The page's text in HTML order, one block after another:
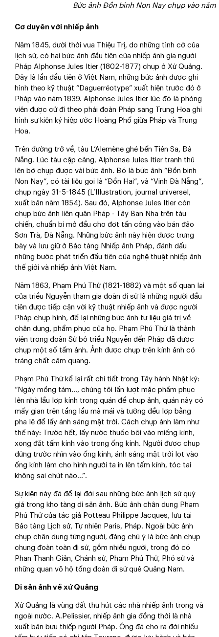
Bức ảnh Đồn binh Non Nay chụp vào năm
Cơ duyên với nhiếp ảnh
Năm 1845, dưới thời vua Thiệu Trị, do những tình cờ của
lịch sử, có hai bức ảnh đầu tiên của nhiếp ảnh gia người
Pháp Alphonse Jules Itier (1802-1877) chụp ở Xứ Quảng.
Đây là lần đầu tiên ở Việt Nam, những bức ảnh được ghi
hình theo kỹ thuật “Daguerréotype” xuất hiện trước đó ở
Pháp vào năm 1839. Alphonse Jules Itier lúc đó là phóng
viên được cử đi theo phái đoàn Pháp sang Trung Hoa ghi
hình sự kiện ký hiệp ước Hoàng Phố giữa Pháp và Trung
Hoa.
Trên đường trở về, tàu L’Alemène ghé bến Tiên Sa, Đà
Nẵng. Lúc tàu cập cảng, Alphonse Jules Itier tranh thủ
lên bờ chụp được vài bức ảnh. Đó là bức ảnh “Đồn binh
Non Nay”, có tài liệu gọi là “Đồn Hai”, và “Vịnh Đà Nẵng”,
chụp ngày 31-5-1845 (L’Illustration, journal universel,
xuất bản năm 1854). Sau đó, Alphonse Jules Itier còn
chụp bức ảnh liên quân Pháp - Tây Ban Nha trên tàu
chiến, chuẩn bị mở đầu cho đợt tấn công vào bán đảo
Sơn Trà, Đà Nẵng. Những bức ảnh này hiện được trưng
bày và lưu giữ ở Bảo tàng Nhiếp ảnh Pháp, đánh dấu
những bước phát triển đầu tiên của nghệ thuật nhiếp ảnh
thế giới và nhiếp ảnh Việt Nam.
Năm 1863, Phạm Phú Thứ (1821-1882) và một số quan lại
của triều Nguyễn tham gia đoàn đi sứ là những người đầu
tiên được tiếp cận với kỹ thuật nhiếp ảnh và được người
Pháp chụp hình, để lại những bức ảnh tư liệu giá trị về
chân dung, phẩm phục của họ. Phạm Phú Thứ là thành
viên trong đoàn Sứ bộ triều Nguyễn đến Pháp đã được
chụp một số tấm ảnh. Ảnh được chụp trên kính ảnh có
tráng chất cảm quang.
Phạm Phú Thứ kể lại rất chi tiết trong Tây hành Nhật ký:
“Ngày mồng tám..., chúng tôi lần lượt mặc phẩm phục
lên nhà lầu lợp kính trong quán để chụp ảnh, quán này có
mấy gian trên tầng lầu mà mái và tường đều lợp bằng
pha lê để lấy ánh sáng mặt trời. Cách chụp ảnh làm như
thế này: Trước hết, lấy nước thuốc bôi vào miếng kính,
xong đặt tấm kính vào trong ống kính. Người được chụp
đứng trước nhìn vào ống kính, ánh sáng mặt trời lọt vào
ống kính làm cho hình người ta in lên tấm kính, tóc tai
không sai chút nào...”.
Sự kiện này đã để lại đời sau những bức ảnh lịch sử quý
giá trong kho tàng di sản ảnh. Bức ảnh chân dung Phạm
Phú Thứ của tác giả Potteau Philippe Jacques, lưu tại
Bảo tàng Lịch sử, Tự nhiên Paris, Pháp. Ngoài bức ảnh
chụp chân dung từng người, đáng chú ý là bức ảnh chụp
chung đoàn toàn đi sứ, gồm nhiều người, trong đó có
Phan Thanh Giản, Chánh sứ, Phạm Phú Thứ, Phó sứ và
những quan võ hộ tống đoàn đi sứ quê Quảng Nam.
Di sản ảnh về xứ Quảng
Xứ Quảng là vùng đất thu hút các nhà nhiếp ảnh trong và
ngoài nước. A.Pelissier, nhiếp ảnh gia đồng thời là nhà
xuất bản bưu thiếp người Pháp. Ông đã cho ra đời nhiều